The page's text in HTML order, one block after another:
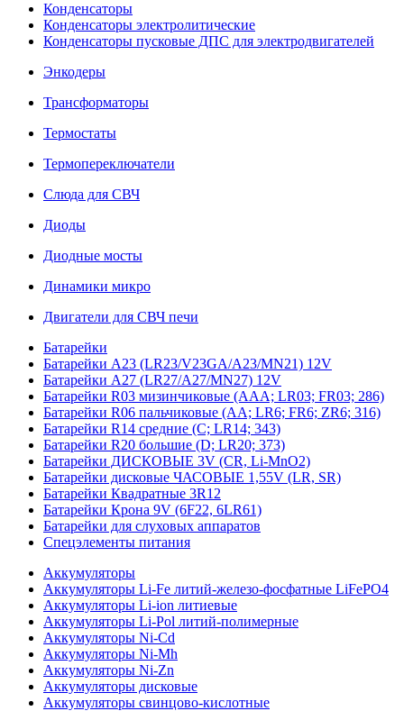
Конденсаторы
Конденсаторы электролитические
Конденсаторы пусковые ДПС для электродвигателей
Энкодеры
Трансформаторы
Термостаты
Термопереключатели
Слюда для СВЧ
Диоды
Диодные мосты
Динамики микро
Двигатели для СВЧ печи
Батарейки
Батарейки A23 (LR23/V23GA/A23/MN21) 12V
Батарейки A27 (LR27/A27/MN27) 12V
Батарейки R03 мизинчиковые (AAA; LR03; FR03; 286)
Батарейки R06 пальчиковые (AA; LR6; FR6; ZR6; 316)
Батарейки R14 средние (C; LR14; 343)
Батарейки R20 большие (D; LR20; 373)
Батарейки ДИСКОВЫЕ 3V (CR, Li-MnO2)
Батарейки дисковые ЧАСОВЫЕ 1,55V (LR, SR)
Батарейки Квадратные 3R12
Батарейки Крона 9V (6F22, 6LR61)
Батарейки для слуховых аппаратов
Спецэлементы питания
Аккумуляторы
Аккумуляторы Li-Fe литий-железо-фосфатные LiFePO4
Аккумуляторы Li-ion литиевые
Аккумуляторы Li-Pol литий-полимерные
Аккумуляторы Ni-Cd
Аккумуляторы Ni-Mh
Аккумуляторы Ni-Zn
Аккумуляторы дисковые
Аккумуляторы свинцово-кислотные